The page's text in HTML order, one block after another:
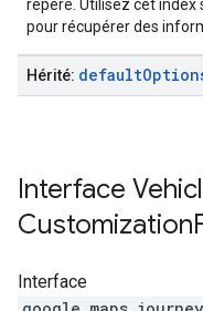
repère. Utilisez cet index
pour récupérer des
Hérité: default
Interface
Customization
Interface